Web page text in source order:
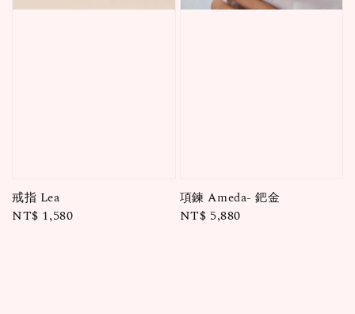
戒指 Lea
Regular
NT$ 1,580
項鍊 Ameda- 鈀金
Regular
NT$ 5,880